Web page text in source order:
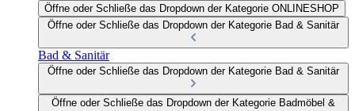
Öffne oder Schließe das Dropdown der Kategorie ONLINESHOP
Öffne oder Schließe das Dropdown der Kategorie Bad & Sanitär
Bad & Sanitär
Öffne oder Schließe das Dropdown der Kategorie Bad & Sanitär
Öffne oder Schließe das Dropdown der Kategorie Badmöbel &